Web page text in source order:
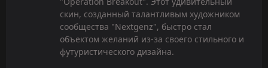
скин, созданный талантливым художником
сообщества "Nextgenz", быстро стал
объектом желаний из-за своего стильного и
футуристического дизайна.